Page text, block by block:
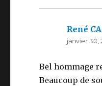
René
janvier 30,
Bel hommage
Beaucoup de